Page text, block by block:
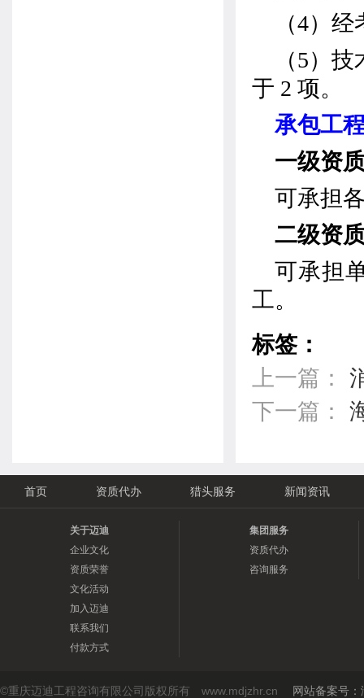
（4）经
（5）技
于 2 项。
承包工
一级资
可承担
二级资
可承担
工。
标签：
上一篇：
下一篇：
首页 资质代办 猎头服务 新闻资讯
关于迈迪
企业文化
资质荣誉
文化活动
加入迈迪
联系我们
付款方式
集团服务
资质代办
咨询服务
©重庆迈迪工程咨询有限公司版权所有 www.mdjzhr.cn 网站备案号